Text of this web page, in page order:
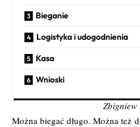
Bieganie
Logistyka i udogodnienia
Kasa
Wnioski
Zbigniew
Można biegać długo. Można też